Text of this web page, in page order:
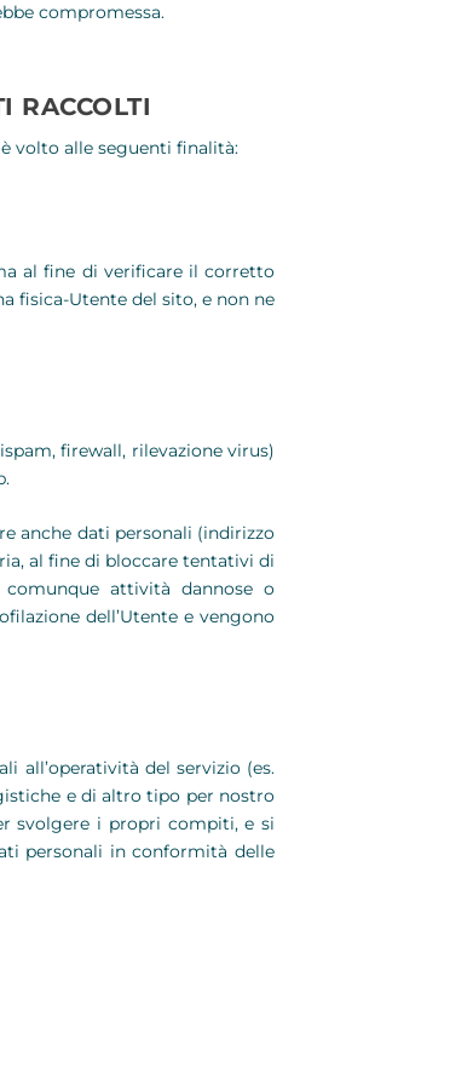
compromessa.
RACCOLTI
volto alle seguenti finalità:
al fine di verificare il corretto
fisica-Utente del sito, e non ne
firewall, rilevazione virus)
anche dati personali (indirizzo
al fine di bloccare tentativi di
attività dannose o
dell’Utente e vengono
all’operatività del servizio (es.
e di altro tipo per nostro
svolgere i propri compiti, e si
personali in conformità delle